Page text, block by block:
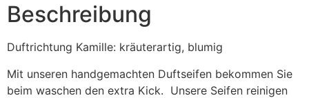
Beschreibung
Duftrichtung Kamille: kräuterartig, blumig
Mit unseren handgemachten Duftseifen bekommen Sie
beim waschen den extra Kick. Unsere Seifen reinigen